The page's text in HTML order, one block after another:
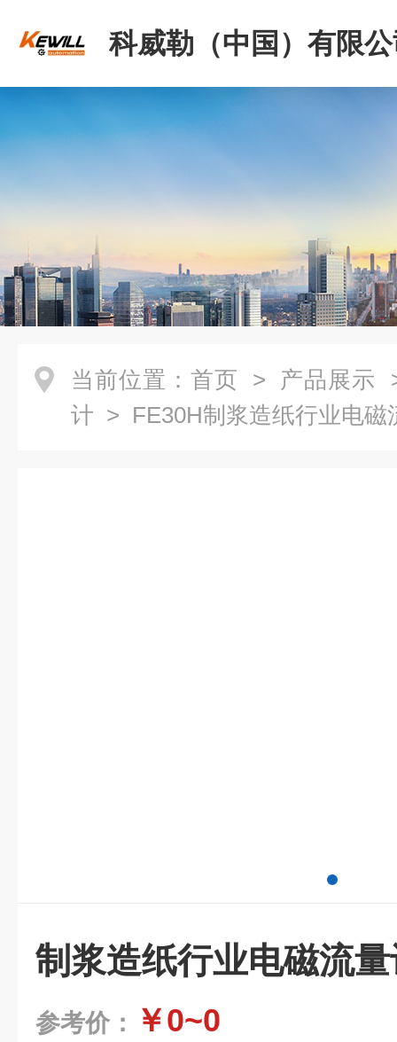
科威勒（中国）有限
当前位置： 首页 > 产品展示
计 > FE30H制浆造纸行业电磁
制浆造纸行业电磁流
参考价： ￥0~0